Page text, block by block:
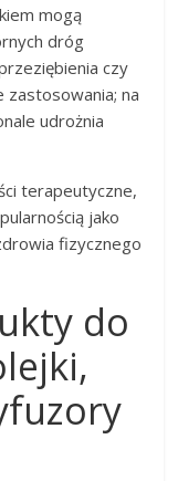
mogą
dróg
czy
zastosowania; na
udrożnia
terapeutyczne,
jako
fizycznego
do